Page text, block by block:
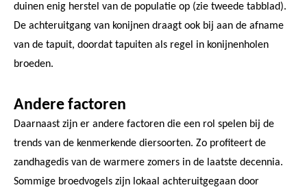
duinen enig herstel van de populatie op (zie tweede tabblad).
De achteruitgang van konijnen draagt ook bij aan de afname
van de tapuit, doordat tapuiten als regel in konijnenholen
broeden.
Andere factoren
Daarnaast zijn er andere factoren die een rol spelen bij de
trends van de kenmerkende diersoorten. Zo profiteert de
zandhagedis van de warmere zomers in de laatste decennia.
Sommige broedvogels zijn lokaal achteruitgegaan door